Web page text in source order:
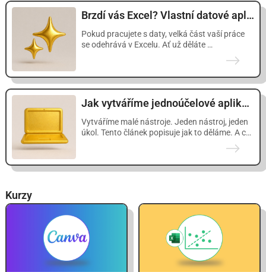
Brzdí vás Excel? Vlastní datové aplikace rychle a bez programátorů.
Pokud pracujete s daty, velká část vaší práce
se odehrává v Excelu. Ať už děláte …
Jak vytváříme jednoúčelové aplikace s pomocí AI
Vytváříme malé nástroje. Jeden nástroj, jeden
úkol. Tento článek popisuje jak to děláme. A co
Kurzy